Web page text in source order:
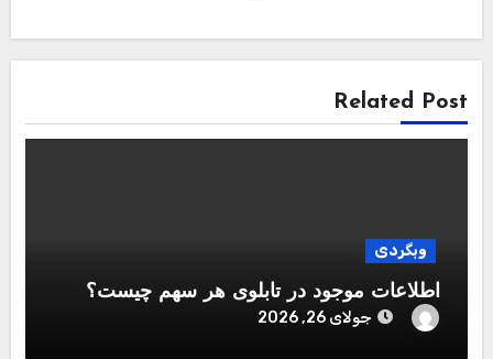
Related Post
وبگردی
اطلاعات موجود در تابلوی هر سهم چیست؟
جولای 26, 2026